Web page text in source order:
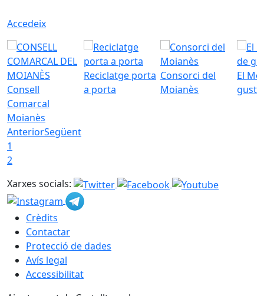
Accedeix
Consell
Comarcal
Moianès
Reciclatge porta
a porta
Consorci del
Moianès
El
gust
AnteriorSegüent
1
2
Xarxes socials:
Crèdits
Contactar
Protecció de dades
Avís legal
Accessibilitat